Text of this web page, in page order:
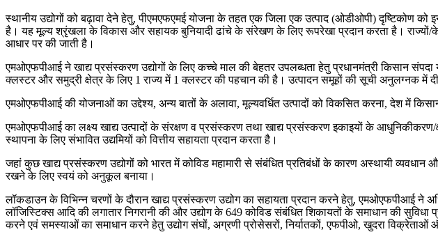
स्थानीय उद्योगों को बढ़ावा देने हेतु, पीएमएफएमई योजना के तहत एक जिला एक उत्पाद (ओडीओपी) दृष्टिकोण
है। यह मूल्य श्रृंखला के विकास और सहायक बुनियादी ढांचे के संरेखण के लिए रूपरेखा प्रदान करता है। राज्यों/
आधार पर की जाती है।
एमओएफपीआई ने खाद्य प्रसंस्करण उद्योगों के लिए कच्चे माल की बेहतर उपलब्धता हेतु प्रधानमंत्री किसान
क्लस्टर और समुद्री क्षेत्र के लिए 1 राज्य में 1 क्लस्टर की पहचान की है। उत्पादन समूहों की सूची अनुलग्नक में
एमओएफपीआई की योजनाओं का उद्देश्य, अन्य बातों के अलावा, मूल्यवर्धित उत्पादों को विकसित करना, देश में
एमओएफपीआई का लक्ष्य खाद्य उत्पादों के संरक्षण व प्रसंस्करण तथा खाद्य प्रसंस्करण इकाइयों के आधुनिकीकरण/
स्थापना के लिए संभावित उद्यमियों को वित्तीय सहायता प्रदान करता है।
जहां कुछ खाद्य प्रसंस्करण उद्योगों को भारत में कोविड महामारी से संबंधित प्रतिबंधों के कारण अस्थायी
रखने के लिए स्वयं को अनुकूल बनाया।
लॉकडाउन के विभिन्न चरणों के दौरान खाद्य प्रसंस्करण उद्योग का सहायता प्रदान करने हेतु, एमओएफपीआई ने
लॉजिस्टिक्स आदि की लगातार निगरानी की और उद्योग के 649 कोविड ​​​​संबंधित शिकायतों के समाधान की
करने एवं समस्याओं का समाधान करने हेतु उद्योग संघों, अग्रणी प्रोसेसरों, निर्यातकों, एफपीओ, खुदरा